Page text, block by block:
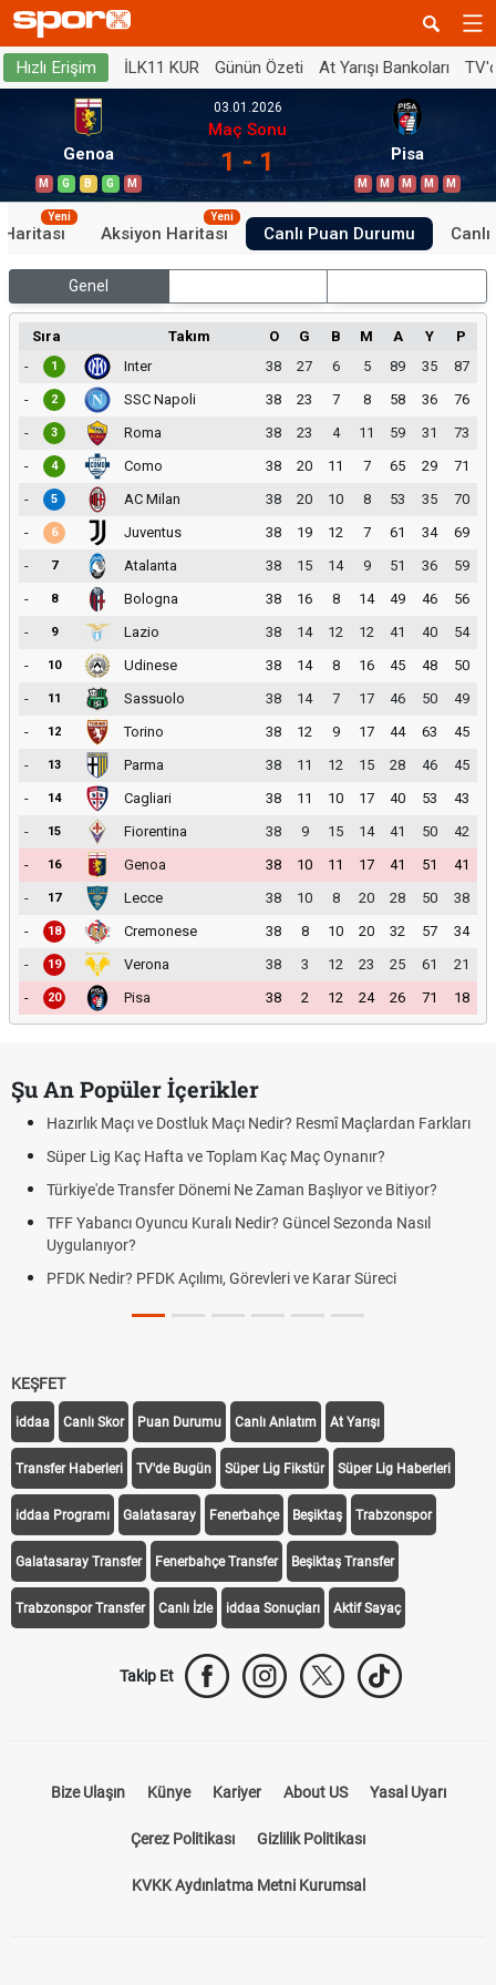
Hızlı Erişim İLK11 KUR Günün Özeti At Yarışı Bankoları
Genoa
M G B G M
03.01.2026
Maç Sonu
1 - 1 Pisa
M M M M M
Haritası
Yeni
Aksiyon Haritası
Yeni
Canlı Puan Durumu
Genel
Sıra Takım O G B M A Y
P
-
1 Inter 38 27 6 5 89 35
87
-
2 SSC Napoli 38 23 7 8 58 36
76
-
3 Roma 38 23 4 11 59 31
73
-
4 Como 38 20 11 7 65 29
71
-
5 AC Milan 38 20 10 8 53 35
70
-
6 Juventus 38 19 12 7 61 34
69
-
7 Atalanta 38 15 14 9 51 36
59
-
8 Bologna 38 16 8 14 49 46
56
-
9 Lazio 38 14 12 12 41 40
54
-
10 Udinese 38 14 8 16 45 48
50
-
11 Sassuolo 38 14 7 17 46 50
49
-
12 Torino 38 12 9 17 44 63
45
-
13 Parma 38 11 12 15 28 46
45
-
14 Cagliari 38 11 10 17 40 53
43
-
15 Fiorentina 38 9 15 14 41 50
42
-
16 Genoa 38 10 11 17 41 51
41
-
17 Lecce 38 10 8 20 28 50
38
-
18 Cremonese 38 8 10 20 32 57
34
-
19 Verona 38 3 12 23 25 61
21
-
20 Pisa 38 2 12 24 26 71 18
Şu An Popüler İçerikler
Hazırlık Maçı ve Dostluk Maçı Nedir? Resmî Maçlardan Farkları
Süper Lig Kaç Hafta ve Toplam Kaç Maç Oynanır?
Türkiye'de Transfer Dönemi Ne Zaman Başlıyor ve Bitiyor?
TFF Yabancı Oyuncu Kuralı Nedir? Güncel Sezonda Nasıl
Uygulanıyor?
PFDK Nedir? PFDK Açılımı, Görevleri ve Karar Süreci
KEŞFET
iddaa Canlı Skor Puan Durumu Canlı Anlatım At Yarışı
Transfer Haberleri TV'de Bugün Süper Lig Fikstür Süper Lig Haberleri
iddaa Programı Galatasaray Fenerbahçe Beşiktaş Trabzonspor
Galatasaray Transfer Fenerbahçe Transfer Beşiktaş Transfer
Trabzonspor Transfer Canlı İzle iddaa Sonuçları Aktif Sayaç
Takip Et
Bize Ulaşın Künye Kariyer About US Yasal Uyarı
Çerez Politikası Gizlilik Politikası
KVKK Aydınlatma Metni Kurumsal